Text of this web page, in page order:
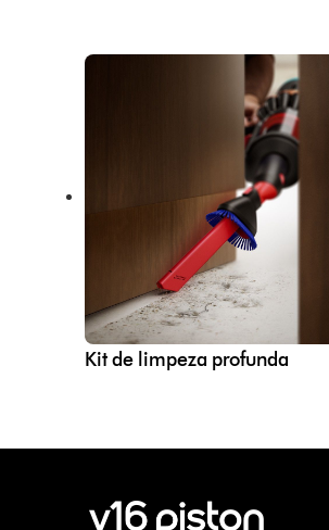
Kit de limpeza profunda